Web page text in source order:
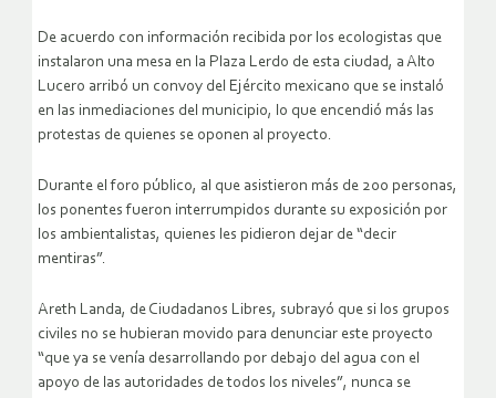
De acuerdo con información recibida por los ecologistas que
instalaron una mesa en la Plaza Lerdo de esta ciudad, a Alto
Lucero arribó un convoy del Ejército mexicano que se instaló
en las inmediaciones del municipio, lo que encendió más las
protestas de quienes se oponen al proyecto.
Durante el foro público, al que asistieron más de 200 personas,
los ponentes fueron interrumpidos durante su exposición por
los ambientalistas, quienes les pidieron dejar de “decir
mentiras”.
Areth Landa, de Ciudadanos Libres, subrayó que si los grupos
civiles no se hubieran movido para denunciar este proyecto
“que ya se venía desarrollando por debajo del agua con el
apoyo de las autoridades de todos los niveles”, nunca se